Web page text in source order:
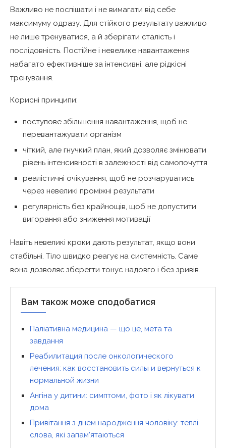
Важливо не поспішати і не вимагати від себе
максимуму одразу. Для стійкого результату важливо
не лише тренуватися, а й зберігати сталість і
послідовність. Постійне і невелике навантаження
набагато ефективніше за інтенсивні, але рідкісні
тренування.
Корисні принципи:
поступове збільшення навантаження, щоб не
перевантажувати організм
чіткий, але гнучкий план, який дозволяє змінювати
рівень інтенсивності в залежності від самопочуття
реалістичні очікування, щоб не розчаруватись
через невеликі проміжні результати
регулярність без крайнощів, щоб не допустити
вигорання або зниження мотивації
Навіть невеликі кроки дають результат, якщо вони
стабільні. Тіло швидко реагує на системність. Саме
вона дозволяє зберегти тонус надовго і без зривів.
Вам також може сподобатися
Паліативна медицина — що це, мета та
завдання
Реабилитация после онкологического
лечения: как восстановить силы и вернуться к
нормальной жизни
Ангіна у дитини: симптоми, фото і як лікувати
дома
Привітання з днем народження чоловіку: теплі
слова, які запам’ятаються